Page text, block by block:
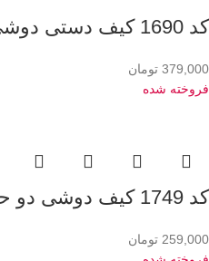
کد 1690 کیف دستی دوشی مدل جلو نواری
379,000 تومان
فروخته شده
کد 1749 کیف دوشی دو حالته مدل پرادا
259,000 تومان